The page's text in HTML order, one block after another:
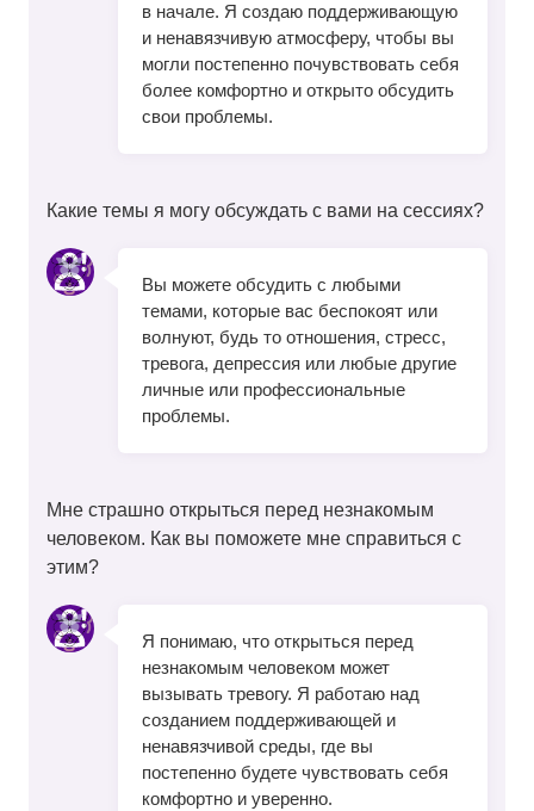
в начале. Я создаю поддерживающую
и ненавязчивую атмосферу, чтобы вы
могли постепенно почувствовать себя
более комфортно и открыто обсудить
свои проблемы.
Какие темы я могу обсуждать с вами на сессиях?
Вы можете обсудить с любыми
темами, которые вас беспокоят или
волнуют, будь то отношения, стресс,
тревога, депрессия или любые другие
личные или профессиональные
проблемы.
Мне страшно открыться перед незнакомым
человеком. Как вы поможете мне справиться с
этим?
Я понимаю, что открыться перед
незнакомым человеком может
вызывать тревогу. Я работаю над
созданием поддерживающей и
ненавязчивой среды, где вы
постепенно будете чувствовать себя
комфортно и уверенно.